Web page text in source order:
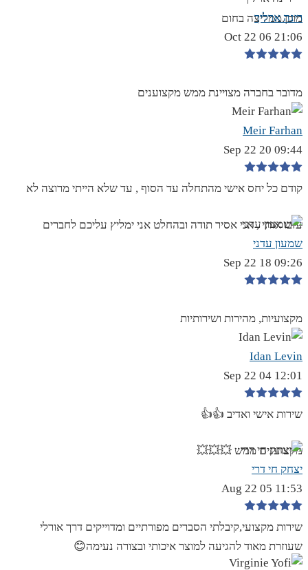
מוכן.ממליצה בחום
רינה ארליך
21:06 06 Oct 22
מדובר בחברה מצויינת ממש מקצוענים
Meir Farhan
09:44 20 Sep 22
קודם כל יחס אישי מהתחלה עד הסוף , עד שלא הייתי מרוצה לא
עזבו אותי , אני אסיר תודה ובהחלט אני ימליץ עליכם לחברים
שמעון עדני
09:26 18 Sep 22
מקצועיות, מהירות ושירותיות
Idan Levin
12:01 04 Sep 22
שירות אישי ואדיב 👍👍
מקצוענים ממש 💥💥💥
יצחק חי דרי
11:53 05 Aug 22
שירות מקצועי,קיבלתי הסברים מפורתיים ומדוייקים דרך אורלי
שעוזרת מאוד להגיעה למוצר איכותי ובצורה נעימה😊